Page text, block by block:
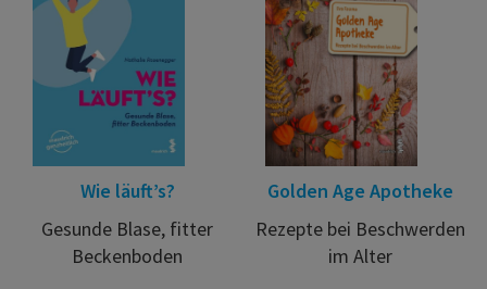
Wie läuft’s?
Gesunde Blase, fitter
Beckenboden
Golden Age Apotheke
Rezepte bei Beschwerden
im Alter